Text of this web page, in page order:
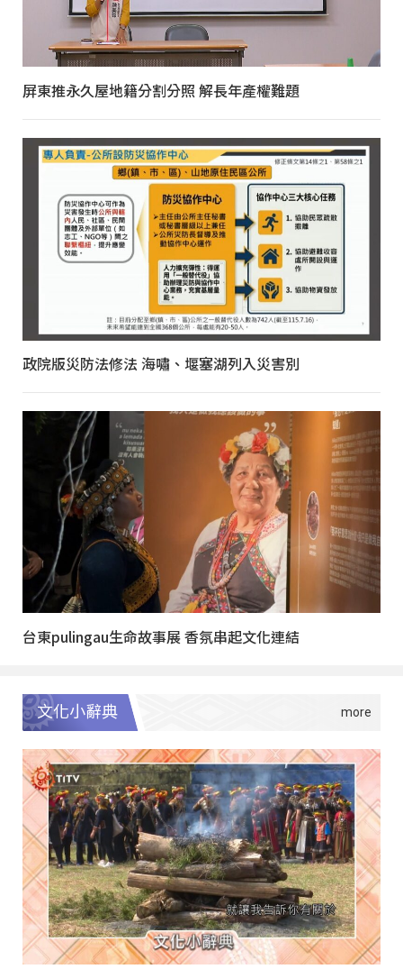
屏東推永久屋地籍分割分照 解長年產權難題
政院版災防法修法 海嘯、堰塞湖列入災害別
台東pulingau生命故事展 香氛串起文化連結
文化小辭典